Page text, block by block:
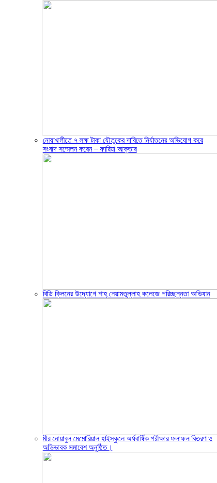
নোয়াখালীতে ৭ লক্ষ টাকা যৌতুকের দাবিতে নির্যাতনের অভিযোগ করে
সংবাদ সম্মেলন করেন – ফারিয়া আক্তার
বিডি ক্লিনের উদ্যোগে শাহ্ নেয়ামতুল্লাহ কলেজে পরিচ্ছন্নতা অভিযান
মীর নোয়াবুল মেমোরিয়াল হাইস্কুলে অর্ধবার্ষিক পরীক্ষার ফলাফল বিতরণ ও
অভিভাবক সমাবেশ অনুষ্ঠিত।